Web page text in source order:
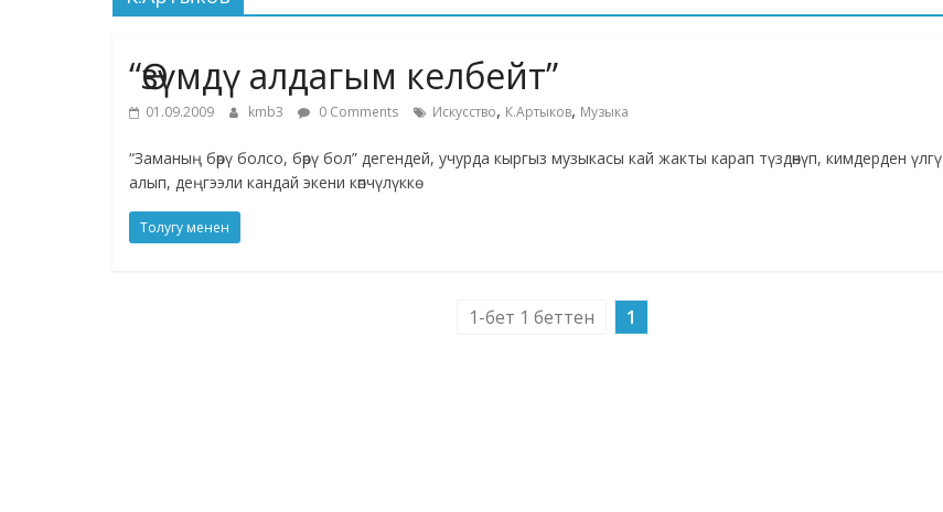
“Өзүмдү алдагым келбейт”
01.09.2009 kmb3 0 Comments Искусство, К.Артыков, Музыка
“Заманың бөрү болсо, бөрү бол” дегендей, учурда кыргыз музыкасы кай жакты карап түздөнүп, кимдерден үлгү
алып, деңгээли кандай экени көпчүлүккө
Толугу менен
1-бет 1 беттен 1